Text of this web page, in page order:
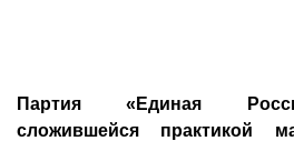
Партия «Единая
сложившейся практикой